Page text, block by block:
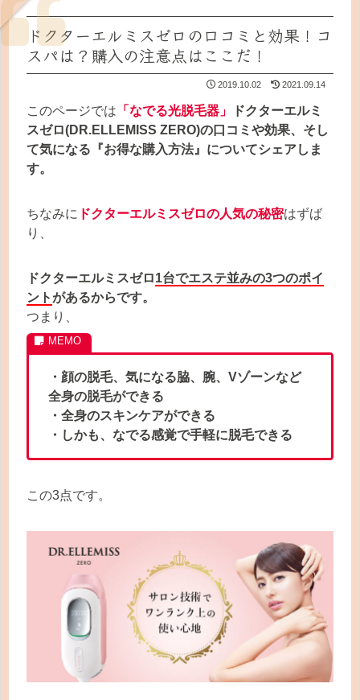
ドクターエルミスゼロの口コミと効果！コ
スパは？購入の注意点はここだ！
2019.10.02 2021.09.14
このページでは 「なでる光脱毛器」
ドクターエルミ
スゼロ(DR.ELLEMISS ZERO)の口コミや効果、そし
て気になる『お得な購入方法』についてシェアしま
す。
ちなみに ドクターエルミスゼロの人気の秘密はずば
り、
ドクターエルミスゼロ1台でエステ並みの3つのポイ
ントがあるからです。
つまり、
・顔の脱毛、気になる脇、腕、Vゾーンなど
全身の脱毛ができる
・全身のスキンケアができる
・しかも、なでる感覚で手軽に脱毛できる
この3点です。